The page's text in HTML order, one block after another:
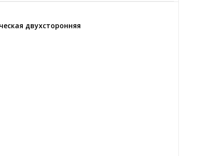
двухсторонняя